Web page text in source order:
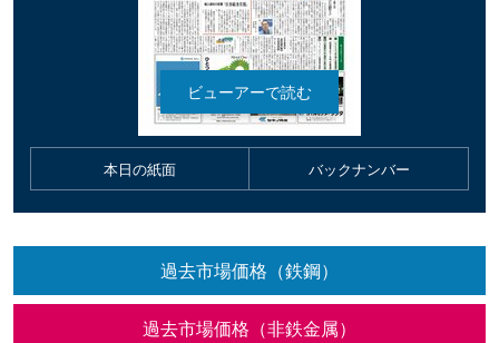
本日の紙面 バックナンバー
過去市場価格（鉄鋼）
過去市場価格（非鉄金属）